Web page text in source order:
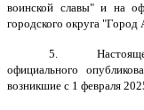
воинской славы" и на
городского округа "Город
5. Настоящее
официального
возникшие с 1 февраля